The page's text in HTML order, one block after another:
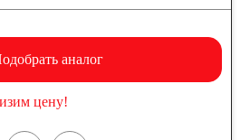
аналог
цену!